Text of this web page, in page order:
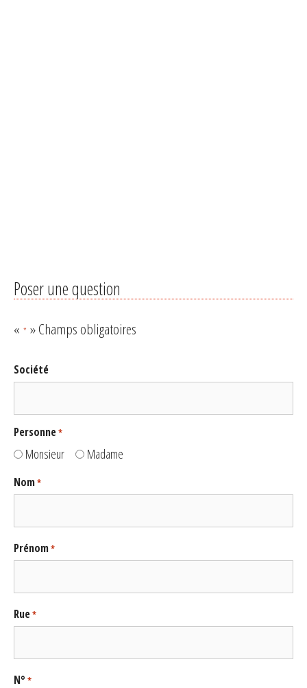
Poser une question
« * » Champs obligatoires
Société
Personne*
Monsieur Madame
Nom*
Prénom*
Rue*
N° *